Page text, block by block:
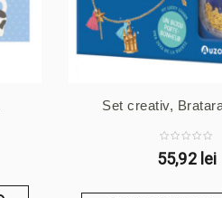
Set creativ,
55,92 lei